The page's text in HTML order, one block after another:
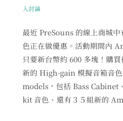
入討論
最近 PreSouns 的線上商城
色正在做優惠。活動期間內
只要新台幣約 600 多塊！購
新的 High-gain 模擬音箱音
models，包括 Bass Cabinet
kit 音色、還有３５組新的